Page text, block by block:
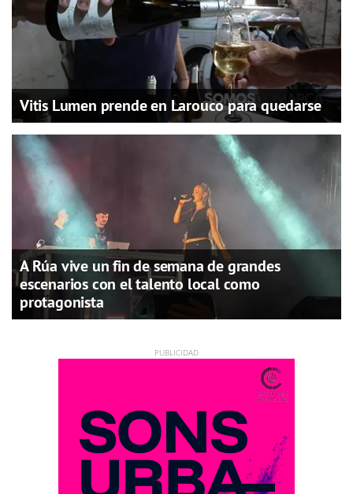
Vitis Lumen prende en Larouco para quedarse
A Rúa vive un fin de semana de grandes
escenarios con el talento local como
protagonista